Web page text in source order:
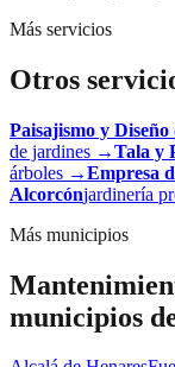
Más servicios
Otros
Paisajismo y
de jardines →Tala y
árboles →Empresa
Alcorcónjardinería
Más municipios
municipios